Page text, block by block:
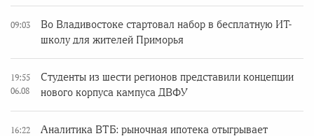
09:03
Во Владивостоке стартовал набор в бесплатную ИТ-
школу для жителей Приморья
19:55
06.08
Студенты из шести регионов представили концепции
нового корпуса кампуса ДВФУ
16:22
Аналитика ВТБ: рыночная ипотека отыгрывает